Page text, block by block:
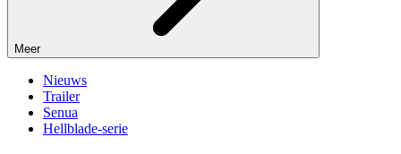
Meer
Nieuws
Trailer
Senua
Hellblade-serie